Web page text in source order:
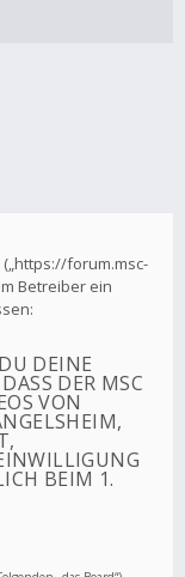
(„https://forum.msc-
Betreiber ein
DEINE
DER MSC
VON
BEIM 1.